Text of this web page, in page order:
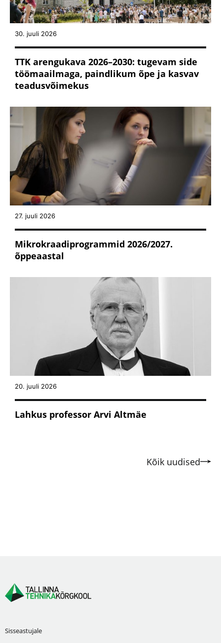
30. juuli 2026
TTK arengukava 2026–2030: tugevam side
töömaailmaga, paindlikum õpe ja kasvav
teadusvõimekus
27. juuli 2026
Mikrokraadiprogrammid 2026/2027.
õppeaastal
20. juuli 2026
Lahkus professor Arvi Altmäe
Kõik uudised
Sisseastujale